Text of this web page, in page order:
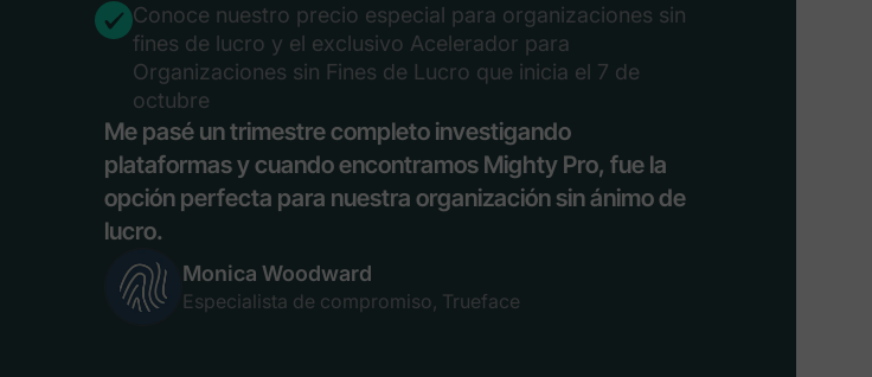
Conoce nuestro precio especial para organizaciones sin
fines de lucro y el exclusivo Acelerador para
Organizaciones sin Fines de Lucro que inicia el 7 de
octubre
Me pasé un trimestre completo investigando
plataformas y cuando encontramos Mighty Pro, fue la
opción perfecta para nuestra organización sin ánimo de
lucro.
Monica Woodward
Especialista de compromiso, Trueface